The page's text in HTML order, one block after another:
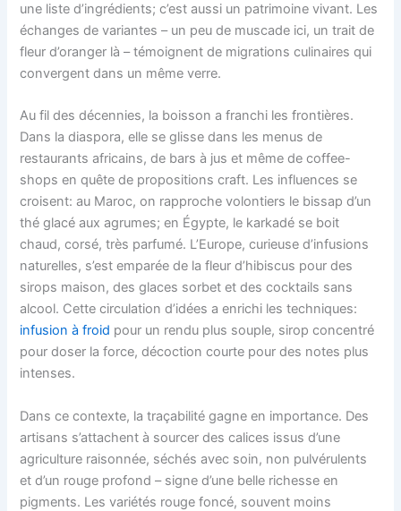
une liste d’ingrédients; c’est aussi un patrimoine vivant. Les
échanges de variantes – un peu de muscade ici, un trait de
fleur d’oranger là – témoignent de migrations culinaires qui
convergent dans un même verre.
Au fil des décennies, la boisson a franchi les frontières.
Dans la diaspora, elle se glisse dans les menus de
restaurants africains, de bars à jus et même de coffee-
shops en quête de propositions craft. Les influences se
croisent: au Maroc, on rapproche volontiers le bissap d’un
thé glacé aux agrumes; en Égypte, le karkadé se boit
chaud, corsé, très parfumé. L’Europe, curieuse d’infusions
naturelles, s’est emparée de la fleur d’hibiscus pour des
sirops maison, des glaces sorbet et des cocktails sans
alcool. Cette circulation d’idées a enrichi les techniques:
infusion à froid pour un rendu plus souple, sirop concentré
pour doser la force, décoction courte pour des notes plus
intenses.
Dans ce contexte, la traçabilité gagne en importance. Des
artisans s’attachent à sourcer des calices issus d’une
agriculture raisonnée, séchés avec soin, non pulvérulents
et d’un rouge profond – signe d’une belle richesse en
pigments. Les variétés rouge foncé, souvent moins